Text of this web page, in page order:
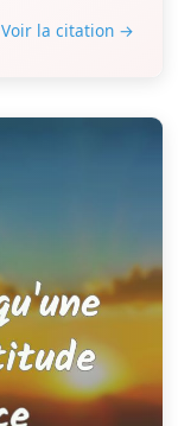
Voir la citation →